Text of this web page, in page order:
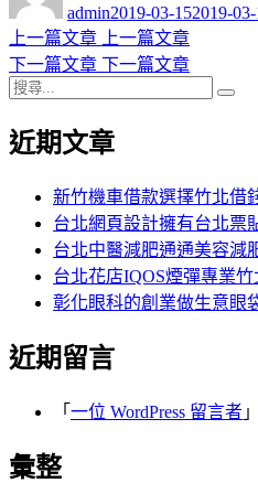
admin佈
日
期:
2019-03-152019-
文
章
導
覽
上一篇文章
上
一
章:
上一篇文章
下一篇文章 下
文
下一篇文章
搜
關
近期文章
新竹機車借款選擇竹北借
台北網頁設計擁有台北票
台北中醫減肥通通美容減
台北花店IQOS煙彈專業
彰化眼科的創業做生意眼
近期留言
「 一位 WordPress 留言者
彙整